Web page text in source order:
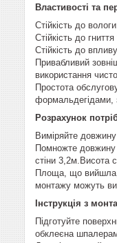
Властивості та
Стійкість до
Стійкість до
Стійкість до
Привабливий
використання
Простота
формальдегідами,
Розрахунок
Виміряйте
Помножте довжину
стіни 3,2м.Висота
Площа, що вийшла,
монтажу можуть
Інструкція з
Підготуйте
обклеєна